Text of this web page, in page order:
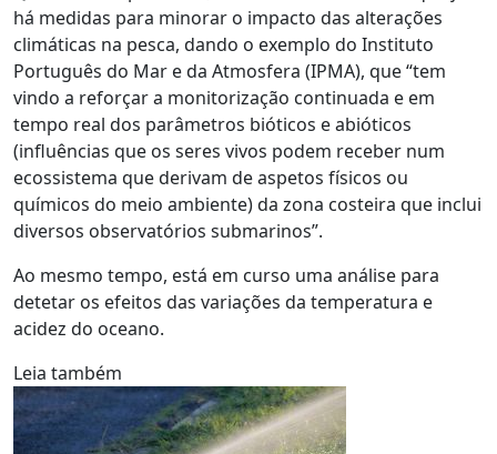
há medidas para minorar o impacto das alterações
climáticas na pesca, dando o exemplo do Instituto
Português do Mar e da Atmosfera (IPMA), que “tem
vindo a reforçar a monitorização continuada e em
tempo real dos parâmetros bióticos e abióticos
(influências que os seres vivos podem receber num
ecossistema que derivam de aspetos físicos ou
químicos do meio ambiente) da zona costeira que inclui
diversos observatórios submarinos”.
Ao mesmo tempo, está em curso uma análise para
detetar os efeitos das variações da temperatura e
acidez do oceano.
Leia também